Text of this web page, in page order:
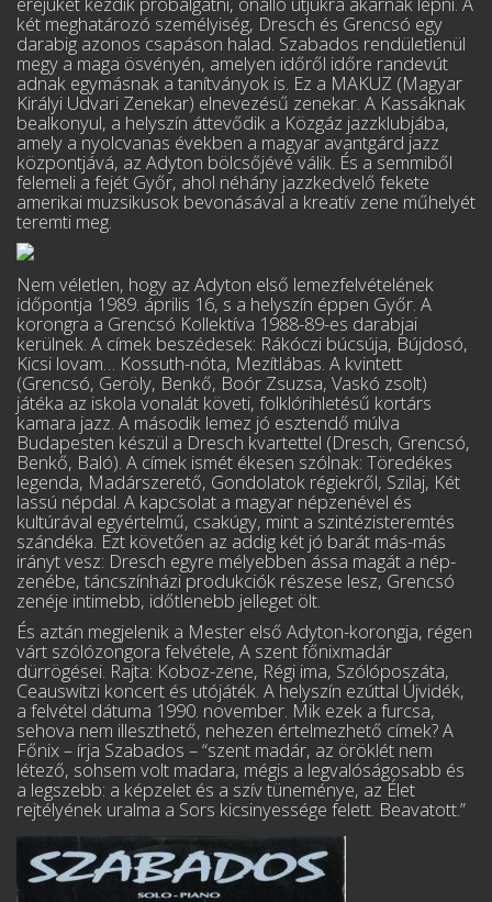
két meg­határozó személyiség, Dresch és Grencsó egy
darabig azonos csapáson halad. Szabados ren­dületlenül
megy a maga ösvényén, amelyen időről időre randevút
adnak egymásnak a tanít­ványok is. Ez a MAKUZ (Magyar
Királyi Udvari Zenekar) elnevezésű zenekar. A Kassáknak
bealkonyul, a helyszín áttevődik a Közgáz jazzklubjába,
amely a nyolcvanas években a ma­gyar avantgárd jazz
központjává, az Adyton bölcsőjévé válik. És a semmiből
felemeli a fejét Győr, ahol néhány jazzkedvelő fekete
amerikai muzsikusok bevonásával a kreatív zene mű­helyét
teremti meg.
Nem véletlen, hogy az Adyton első lemezfelvételének
időpontja 1989. április 16, s a helyszín éppen Győr. A
korongra a Grencsó Kollektíva 1988-89-es darabjai
kerülnek. A cí­mek beszédesek: Rákóczi búcsúja, Bújdosó,
Kicsi lovam… Kossuth-nóta, Mezítlábas. A kvintett
(Grencsó, Geröly, Benkő, Boór Zsuzsa, Vaskó zsolt)
játéka az iskola vonalát követi, folklórihletésű kortárs
kamara jazz. A második lemez jó esztendő múlva
Budapesten készül a Dresch kvartettel (Dresch, Grencsó,
Benkő, Baló). A címek ismét ékesen szólnak: Töredékes
legenda, Madárszerető, Gondolatok régiekről, Szilaj, Két
lassú népdal. A kapcsolat a magyar népzenével és
kultúrával egyértelmű, csakúgy, mint a szintézisteremtés
szándéka. Ezt köve­tően az addig két jó barát más-más
irányt vesz: Dresch egyre mélyebben ássa magát a nép­
zenébe, táncszínházi produkciók részese lesz, Grencsó
zenéje intimebb, időtlenebb jelleget ölt.
És aztán megjelenik a Mester első Adyton-korongja, régen
várt szólózongora felvétele, A szent főnixmadár
dürrögései. Rajta: Koboz-zene, Régi ima, Szólóposzáta,
Ceauswitzi koncert és utójáték. A helyszín ezúttal Újvidék,
a felvétel dátuma 1990. november. Mik ezek a furcsa,
sehova nem illeszthető, nehezen értelmezhető címek? A
Főnix – írja Szabados – “szent ma­dár, az öröklét nem
létező, sohsem volt madara, mégis a legvalóságosabb és
a legszebb: a kép­zelet és a szív tüneménye, az Élet
rejtélyének uralma a Sors kicsinyessége felett. Be­avatott.”